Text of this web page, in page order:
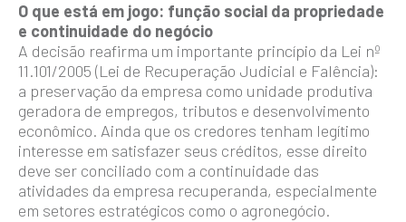
O que está em jogo: função social da propriedade
e continuidade do negócio
A decisão reafirma um importante princípio da Lei nº
11.101/2005 (Lei de Recuperação Judicial e Falência):
a preservação da empresa como unidade produtiva
geradora de empregos, tributos e desenvolvimento
econômico. Ainda que os credores tenham legítimo
interesse em satisfazer seus créditos, esse direito
deve ser conciliado com a continuidade das
atividades da empresa recuperanda, especialmente
em setores estratégicos como o agronegócio.